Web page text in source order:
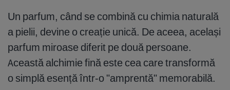
Un parfum, când se combină cu chimia naturală
a pielii, devine o creație unică. De aceea, același
parfum miroase diferit pe două persoane.
Această alchimie fină este cea care transformă
o simplă esență într-o "amprentă" memorabilă.